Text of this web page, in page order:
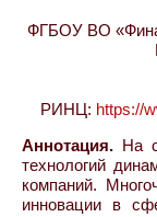
ФГБОУ ВО
РИНЦ: https://
Аннотация. На
технологий
компаний.
инновации в